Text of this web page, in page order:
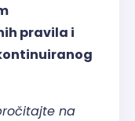
pravila i
na